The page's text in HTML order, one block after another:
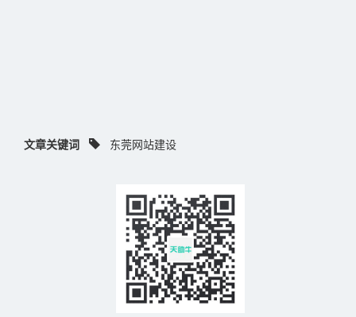
文章关键词 东莞网站建设